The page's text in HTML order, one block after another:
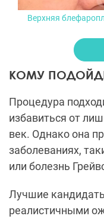
Верхняя
КОМУ
Процедура
избавиться от
век. Однако она
заболеваниях,
или болезнь
Лучшие
реалистичными